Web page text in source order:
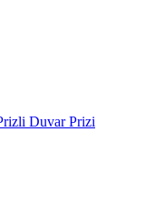
Duvar Prizi